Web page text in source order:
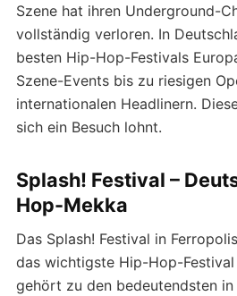
Szene hat ihren Underground-
vollständig verloren. In
besten Hip-Hop-Festivals
Szene-Events bis zu riesigen
internationalen Headlinern.
sich ein Besuch lohnt.
Splash! Festival –
Hop-Mekka
Das Splash! Festival in
das wichtigste Hip-Hop-Festival
gehört zu den bedeutendsten in